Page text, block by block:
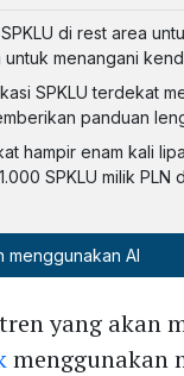
di rest area
menangani
SPKLU terdekat
panduan
hampir enam kali
SPKLU milik
menggunakan AI
yang akan
menggunakan